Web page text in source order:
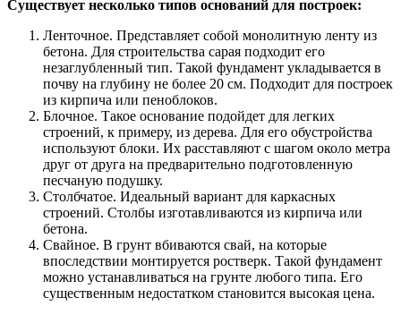
Существует несколько типов оснований для построек:
Ленточное. Представляет собой монолитную ленту из
бетона. Для строительства сарая подходит его
незаглубленный тип. Такой фундамент укладывается в
почву на глубину не более 20 см. Подходит для построек
из кирпича или пеноблоков.
Блочное. Такое основание подойдет для легких
строений, к примеру, из дерева. Для его обустройства
используют блоки. Их расставляют с шагом около метра
друг от друга на предварительно подготовленную
песчаную подушку.
Столбчатое. Идеальный вариант для каркасных
строений. Столбы изготавливаются из кирпича или
бетона.
Свайное. В грунт вбиваются свай, на которые
впоследствии монтируется ростверк. Такой фундамент
можно устанавливаться на грунте любого типа. Его
существенным недостатком становится высокая цена.